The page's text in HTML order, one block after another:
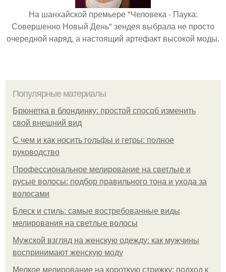
На шанхайской премьере "Человека - Паука:
Совершенно Новый День" зендея выбрала не просто
очередной наряд, а настоящий артефакт высокой моды.
Популярные материалы
Брюнетка в блондинку: простой способ изменить
свой внешний вид
С чем и как носить гольфы и гетры: полное
руководство
Профессиональное мелирование на светлые и
русые волосы: подбор правильного тона и ухода за
волосами
Блеск и стиль: самые востребованные виды
мелирования на светлые волосы
Мужской взгляд на женскую одежду: как мужчины
воспринимают женскую моду
Мелкое мелирование на короткую стрижку: подход к